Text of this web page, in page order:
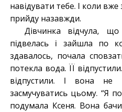
навідувати тебе. І коли вже
прийду назавжди.
Дівчинка відчула,
підвелась і зайшла по
здавалось, почала
потекла вода. ЇЇ
відпустили. І вона не
засмучуватись цьому. “Я
подумала Ксеня. Вона